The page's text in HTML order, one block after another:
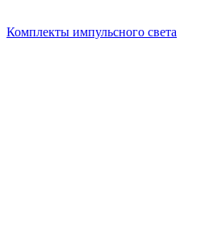
Комплекты импульсного света